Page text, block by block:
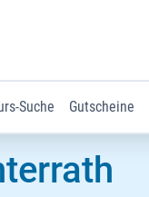
Suche Gutscheine